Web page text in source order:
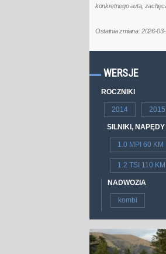
konkretnego auta,
Ostatnia zmiana: 2026-
WERSJE
ROCZNIKI
2014 2015
SILNIKI,
1.0 MPI 60 KM
1.2 TSI 110 KM
NADWOZIA
kombi